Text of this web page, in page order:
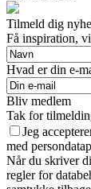
Tilmeld dig
Få inspiration,
Hvad er din e-
Bliv medlem
Tak for
Jeg
med
Når du skriver
regler for